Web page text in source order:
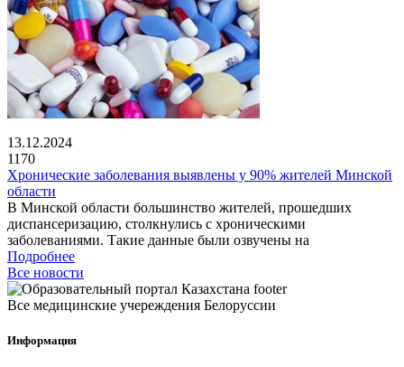
13.12.2024
1170
Хронические заболевания выявлены у 90% жителей Минской
области
В Минской области большинство жителей, прошедших
диспансеризацию, столкнулись с хроническими
заболеваниями. Такие данные были озвучены на
Подробнее
Все новости
Все медицинские учереждения Белоруссии
Информация